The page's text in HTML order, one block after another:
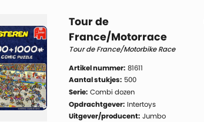
Tour de
France/Motorrace
Tour de France/Motorbike Race
Artikel nummer: 81611
Aantal stukjes: 500
Serie: Combi dozen
Opdrachtgever: Intertoys
Uitgever/producent: Jumbo